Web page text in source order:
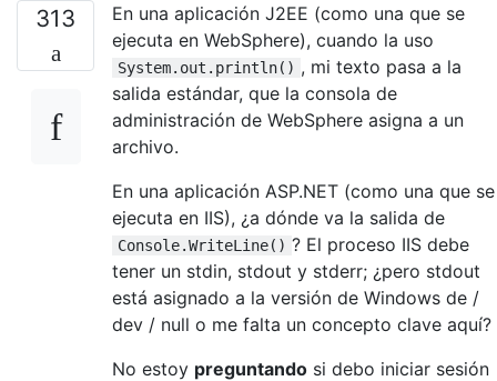
313
En una aplicación J2EE (como una que se
ejecuta en WebSphere), cuando la uso
System.out.println() , mi texto pasa a la
salida estándar, que la consola de
administración de WebSphere asigna a un
archivo.
En una aplicación ASP.NET (como una que se
ejecuta en IIS), ¿a dónde va la salida de
Console.WriteLine() ? El proceso IIS debe
tener un stdin, stdout y stderr; ¿pero stdout
está asignado a la versión de Windows de /
dev / null o me falta un concepto clave aquí?
No estoy preguntando si debo iniciar sesión